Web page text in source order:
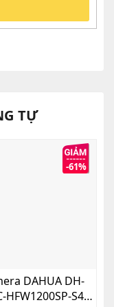
TỰ
-61%
DH-
HFW1200SP-S4